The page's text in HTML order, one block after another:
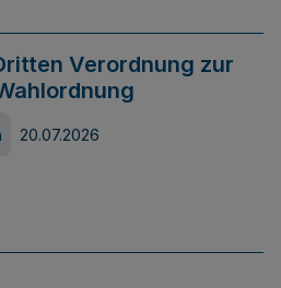
Verordnung zur
20.07.2026